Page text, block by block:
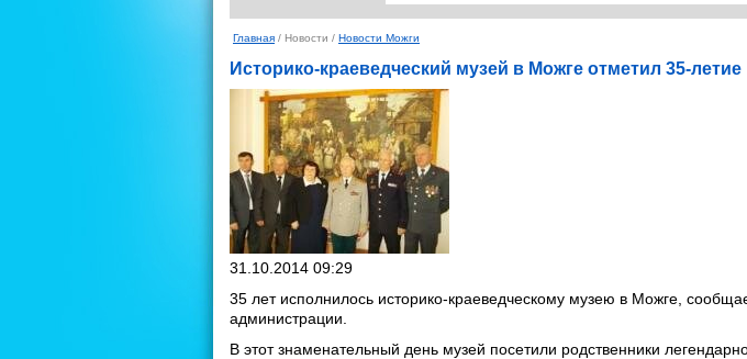
Главная / Новости / Новости Можги
Историко-краеведческий музей в Можге отметил 35-летие
31.10.2014 09:29
35 лет исполнилось историко-краеведческому музею в Можге,
администрации.
В этот знаменательный день музей посетили родственники